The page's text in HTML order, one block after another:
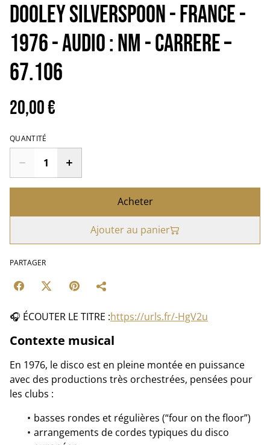
Dooley Silverspoon - France -
1976 - Audio : NM - Carrere –
67.106
20,00 €
QUANTITÉ
Acheter
Ajouter au panier
PARTAGER
🎧 ÉCOUTER LE TITRE :https://urls.fr/-HgV2u
Contexte musical
En 1976, le disco est en pleine montée en puissance
avec des productions très orchestrées, pensées pour
les clubs :
basses rondes et régulières (“four on the floor”)
arrangements de cordes typiques du disco